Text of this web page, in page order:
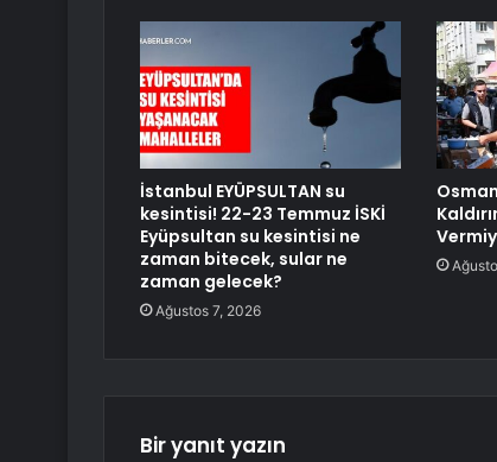
İstanbul EYÜPSULTAN su
kesintisi! 22-23 Temmuz İSKİ
Eyüpsultan su kesintisi ne
zaman bitecek, sular ne
zaman gelecek?
Ağustos 7, 2026
Bir yanıt yazın